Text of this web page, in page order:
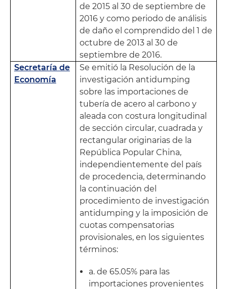
de 2015 al 30 de septiembre de
2016 y como periodo de análisis
de daño el comprendido del 1 de
octubre de 2013 al 30 de
septiembre de 2016.
Secretaría de
Economía
Se emitió la Resolución de la
investigación antidumping
sobre las importaciones de
tubería de acero al carbono y
aleada con costura longitudinal
de sección circular, cuadrada y
rectangular originarias de la
República Popular China,
independientemente del país
de procedencia, determinando
la continuación del
procedimiento de investigación
antidumping y la imposición de
cuotas compensatorias
provisionales, en los siguientes
términos:
a. de 65.05% para las
importaciones provenientes